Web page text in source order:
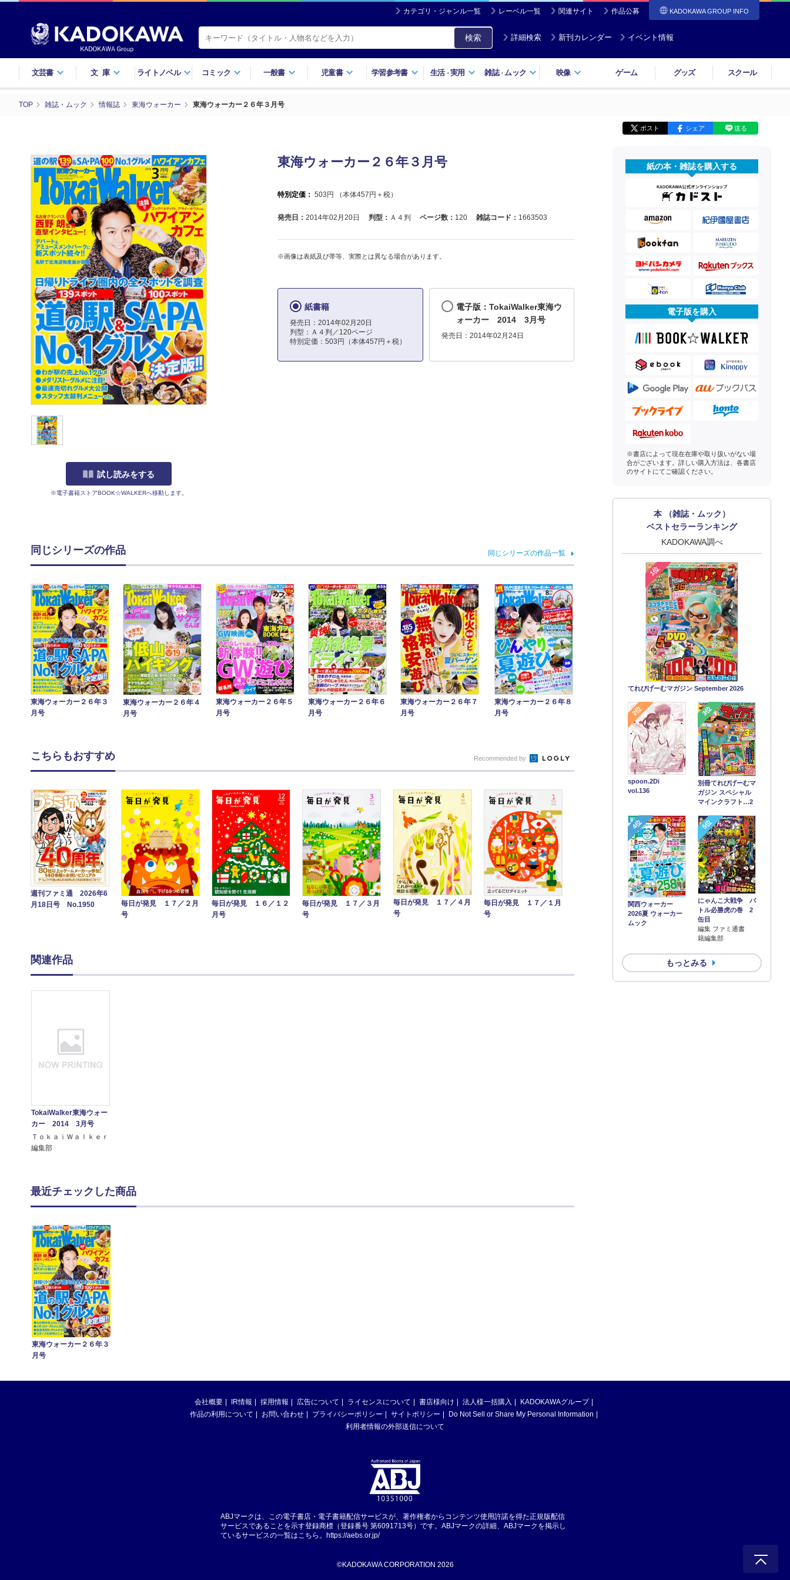
カテゴリ・ジャンル一覧 レーベル一覧 関連サイト 作品公募 KADOKAWA GROUP INFO
検索 詳細検索 新刊カレンダー イベント情報
文芸書 文庫 ライトノベル コミック 一般書 児童書 学習参考書 生活・実用 雑誌・ ムック 映像 ゲーム グッズ スクール
TOP 雑誌・ムック 情報誌 東海ウォーカー 東海ウォーカー２６年３月号
ポスト シェア 送る
試し読みをする
※電子書籍ストアBOOK☆WALKERへ移動します。
東海ウォーカー２６年３月号
特別定価： 503 円 （本体457 円＋税）
発売日： 2014年02月20日 判型： Ａ４判 ページ数： 120 雑誌コード： 1663503
※画像は表紙及び帯等、実際とは異なる場合があります。
紙書籍
発売日：2014年02月20日
判型：Ａ４判／120ページ
特別定価：503円（本体457円＋税）
電子版：TokaiWalker東海ウ
ォーカー 2014 3月号
発売日：2014年02月24日
同じシリーズの作品 同じシリーズの作品一覧
東海ウォーカー２６年３
月号
東海ウォーカー２６年４
月号
東海ウォーカー２６年５
月号
東海ウォーカー２６年６
月号
東海ウォーカー２６年７
月号
東海ウォーカー２６年８
月号
紙の本・雑誌を購入する
電子版を購入
※書店によって現在在庫や取り扱いがない場
合がございます。詳しい購入方法は、各書店
のサイトにてご確認ください。
本 （雑誌・ムック）
ベストセラーランキング
KADOKAWA調べ
1位
てれびげーむマガジン September 2026
2位
spoon.2Di
vol.136
3位
別冊てれびげーむマ
ガジン スペシャル
マインクラフト…2
4位
関西ウォーカー
2026夏 ウォーカー
ムック
5位
にゃんこ大戦争 バ
トル必勝虎の巻 2
缶目
編集 ファミ通書
籍編集部
もっとみる
こちらもおすすめ Recommended by
週刊ファミ通 2026年6
月18日号 No.1950
毎日が発見 １７／２月
号
毎日が発見 １６／１２
月号
毎日が発見 １７／３月
号
毎日が発見 １７／４月
号
毎日が発見 １７／１月
号
関連作品
TokaiWalker東海ウォー
カー 2014 3月号
ＴｏｋａｉＷａｌｋｅｒ
編集部
最近チェックした商品
東海ウォーカー２６年３
月号
会社概要 IR情報 採用情報 広告について ライセンスについて 書店様向け 法人様一括購入
KADOKAWAグループ
作品の利用について
お問い合わせ プライバシーポリシー サイトポリシー
Do Not Sell or Share My Personal Information
利用者情報の外部送信について
ABJマークは、この電子書店・電子書籍配信サービスが、著作権者からコンテンツ使用許諾を得た正規版配信
サービスであることを示す登録商標（登録番号 第6091713号）です。ABJマークの詳細、ABJマークを掲示し
ているサービスの一覧はこちら。 https://aebs.or.jp/
©KADOKAWA CORPORATION 2026